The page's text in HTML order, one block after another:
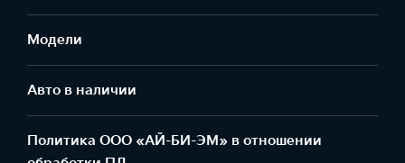
Модели
Авто в наличии
Политика ООО «АЙ-БИ-ЭМ» в отношении